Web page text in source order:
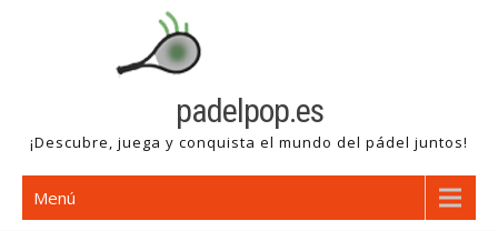
padelpop.es
¡Descubre, juega y conquista el mundo del pádel juntos!
Menú